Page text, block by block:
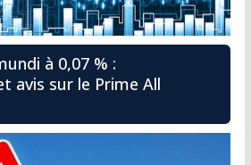
à 0,07 % :
avis sur le Prime All